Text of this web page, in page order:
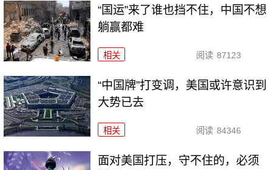
“国运”来了谁也挡不住，中国不想
躺赢都难
相关 阅读 87123
“中国牌”打变调，美国或许意识到
大势已去
相关 阅读 84346
面对美国打压，守不住的，必须